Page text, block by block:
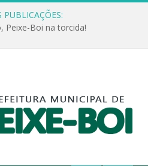
Peixe-Boi na torcida!